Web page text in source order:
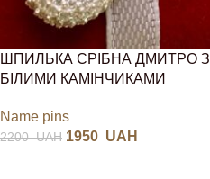
ШПИЛЬКА СРІБНА ДМИТРО З
БІЛИМИ КАМІНЧИКАМИ
Name pins
2200UAH 1950 UAH